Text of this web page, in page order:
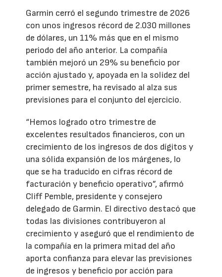
Garmin cerró el segundo trimestre de 2026
con unos ingresos récord de 2.030 millones
de dólares, un 11% más que en el mismo
periodo del año anterior. La compañía
también mejoró un 29% su beneficio por
acción ajustado y, apoyada en la solidez del
primer semestre, ha revisado al alza sus
previsiones para el conjunto del ejercicio.
“Hemos logrado otro trimestre de
excelentes resultados financieros, con un
crecimiento de los ingresos de dos dígitos y
una sólida expansión de los márgenes, lo
que se ha traducido en cifras récord de
facturación y beneficio operativo”, afirmó
Cliff Pemble, presidente y consejero
delegado de Garmin. El directivo destacó que
todas las divisiones contribuyeron al
crecimiento y aseguró que el rendimiento de
la compañía en la primera mitad del año
aporta confianza para elevar las previsiones
de ingresos y beneficio por acción para